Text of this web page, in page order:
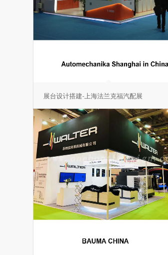
展台设计搭建-上海法兰克福汽配展